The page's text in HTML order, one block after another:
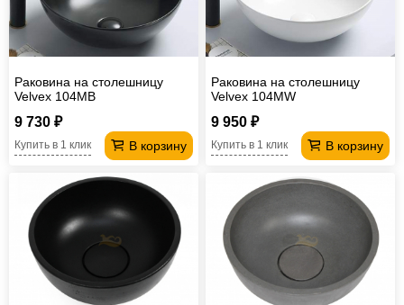
Раковина на столешницу
Velvex 104MB
9 730 ₽
В корзину
Купить в 1 клик
Раковина на столешницу
Velvex 104MW
9 950 ₽
В корзину
Купить в 1 клик